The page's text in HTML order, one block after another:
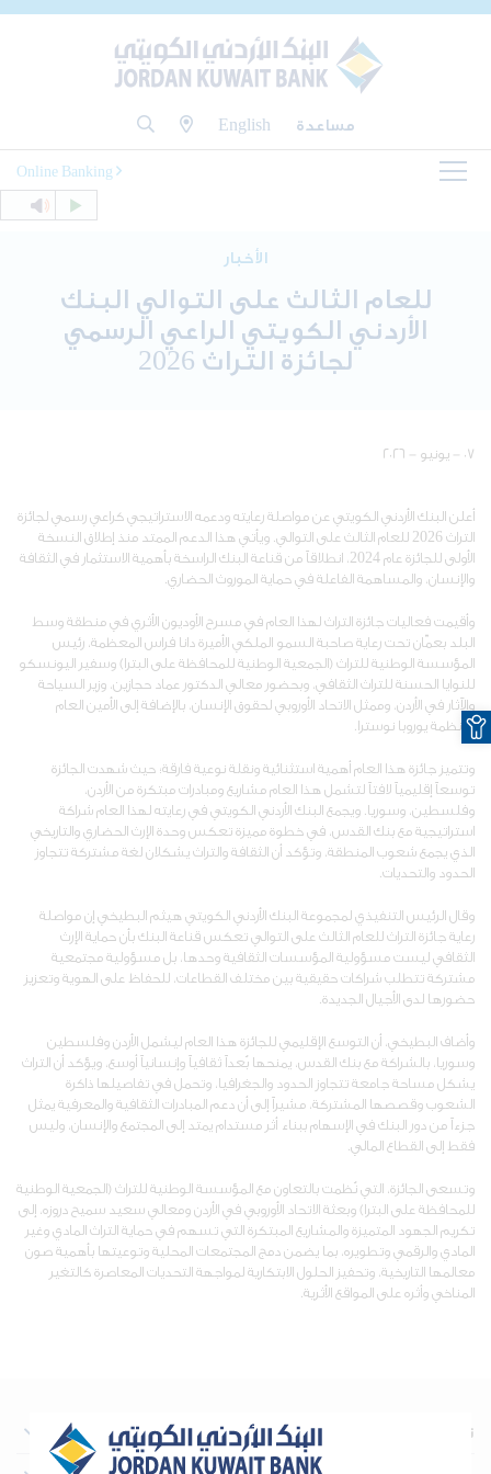
مساعدة English
Online Banking
الأخبار
للعام الثالث على التوالي البنك
الأردني الكويتي الراعي الرسمي
لجائزة التراث 2026
٠٧ - يونيو - ٢٠٢٦
أعلن البنك الأردني الكويتي عن مواصلة رعايته ودعمه الاستراتيجي كراعي رسمي لجائزة
التراث 2026 للعام الثالث على التوالي. ويأتي هذا الدعم الممتد منذ إطلاق النسخة
الأولى للجائزة عام 2024، انطلاقاً من قناعة البنك الراسخة بأهمية الاستثمار في الثقافة
والإنسان، والمساهمة الفاعلة في حماية الموروث الحضاري.
وأقيمت فعاليات جائزة التراث لهذا العام في مسرح الأوديون الأثري في منطقة وسط
البلد بعمّان تحت رعاية صاحبة السمو الملكي الأميرة دانا فراس المعظمة، رئيس
المؤسسة الوطنية للتراث (الجمعية الوطنية للمحافظة على البترا) وسفير اليونسكو
للنوايا الحسنة للتراث الثقافي، وبحضور معالي الدكتور عماد حجازين، وزير السياحة
والآثار في الأردن، وممثل الاتحاد الأوروبي لحقوق الإنسان، بالإضافة إلى الأمين العام
لمنظمة يوروبا نوسترا.
وتتميز جائزة هذا العام أهمية استثنائية ونقلة نوعية فارقة؛ حيث شهدت الجائزة
توسعاً إقليمياً لافتاً لتشمل هذا العام مشاريع ومبادرات مبتكرة من الأردن،
وفلسطين، وسوريا. ويجمع البنك الأردني الكويتي في رعايته لهذا العام شراكة
استراتيجية مع بنك القدس، في خطوة مميزة تعكس وحدة الإرث الحضاري والتاريخي
الذي يجمع شعوب المنطقة، وتؤكد أن الثقافة والتراث يشكلان لغة مشتركة تتجاوز
الحدود والتحديات.
وقال الرئيس التنفيذي لمجموعة البنك الأردني الكويتي هيثم البطيخي إن مواصلة
رعاية جائزة التراث للعام الثالث على التوالي تعكس قناعة البنك بأن حماية الإرث
الثقافي ليست مسؤولية المؤسسات الثقافية وحدها، بل مسؤولية مجتمعية
مشتركة تتطلب شراكات حقيقية بين مختلف القطاعات، للحفاظ على الهوية وتعزيز
حضورها لدى الأجيال الجديدة.
وأضاف البطيخي، أن التوسع الإقليمي للجائزة هذا العام ليشمل الأردن وفلسطين
وسوريا، بالشراكة مع بنك القدس، يمنحها بُعداً ثقافياً وإنسانياً أوسع، ويؤكد أن التراث
يشكل مساحة جامعة تتجاوز الحدود والجغرافيا، وتحمل في تفاصيلها ذاكرة
الشعوب وقصصها المشتركة، مشيراً إلى أن دعم المبادرات الثقافية والمعرفية يمثل
جزءاً من دور البنك في الإسهام ببناء أثر مستدام يمتد إلى المجتمع والإنسان، وليس
فقط إلى القطاع المالي.
وتسعى الجائزة، التي نُظمت بالتعاون مع المؤسسة الوطنية للتراث (الجمعية الوطنية
للمحافظة على البترا) وبعثة الاتحاد الأوروبي في الأردن ومعالي سعيد سميح دروزه، إلى
تكريم الجهود المتميزة والمشاريع المبتكرة التي تسهم في حماية التراث المادي وغير
المادي والرقمي وتطويره، بما يضمن دمج المجتمعات المحلية وتوعيتها بأهمية صون
معالمها التاريخية، وتحفيز الحلول الابتكارية لمواجهة التحديات المعاصرة كالتغير
المناخي وأثره على المواقع الأثرية.
نبذة عن البنك